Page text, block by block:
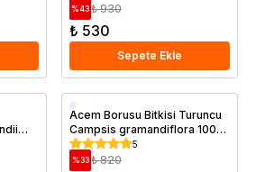
%43 ₺ 930
₺ 530
Sepete Ekle
Saksıda
Acem Borusu Bitkisi Turuncu
Campsis gramandiflora 100
cm Saksıda5
%33 ₺ 820